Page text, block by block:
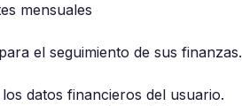
mensuales
el seguimiento de sus finanzas.
datos financieros del usuario.